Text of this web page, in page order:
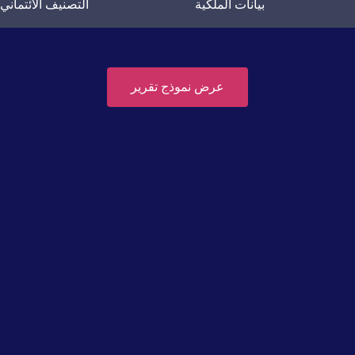
بيانات الملكية التصنيف الائتماني
عرض نموذج تقرير